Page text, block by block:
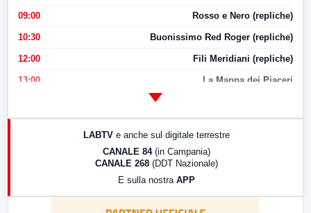
09:00 Rosso e Nero (repliche)
10:30 Buonissimo Red Roger (repliche)
12:00 Fili Meridiani (repliche)
13:00 La Mappa dei Piaceri
LABTV e anche sul digitale terrestre
CANALE 84 (in Campania)
CANALE 268 (DDT Nazionale)
E sulla nostra APP